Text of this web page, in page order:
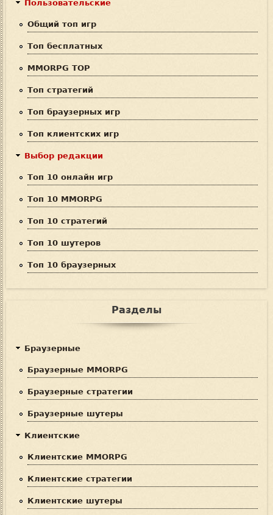
Пользовательские
Общий топ игр
Топ бесплатных
MMORPG TOP
Топ стратегий
Топ браузерных игр
Топ клиентских игр
Выбор редакции
Топ 10 онлайн игр
Топ 10 MMORPG
Топ 10 стратегий
Топ 10 шутеров
Топ 10 браузерных
Разделы
Браузерные
Браузерные MMORPG
Браузерные стратегии
Браузерные шутеры
Клиентские
Клиентские MMORPG
Клиентские стратегии
Клиентские шутеры